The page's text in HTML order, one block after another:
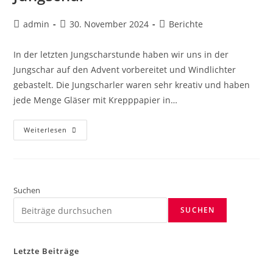
admin 30. November 2024 Berichte
In der letzten Jungscharstunde haben wir uns in der
Jungschar auf den Advent vorbereitet und Windlichter
gebastelt. Die Jungscharler waren sehr kreativ und haben
jede Menge Gläser mit Krepppapier in…
Weiterlesen
Suchen
SUCHEN
Letzte Beiträge